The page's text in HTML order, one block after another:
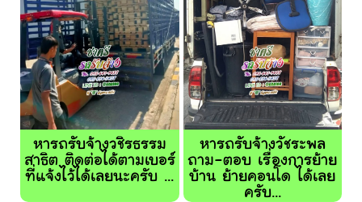
หารถรับจ้างวชิรธรรม
สาธิต ติดต่อได้ตามเบอร์
ที่แจ้งไว้ได้เลยนะครับ ...
หารถรับจ้างวัชระพล
ถาม-ตอบ เรื่องการย้าย
บ้าน ย้ายคอนโด ได้เลย
ครับ...